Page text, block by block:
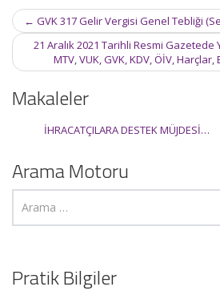
Post
navigation
← GVK 317 Gelir Vergisi Genel Tebliği
21 Aralık 2021 Tarihli Resmi Gazetede
MTV, VUK, GVK, KDV, ÖİV,
Makaleler
İHRACATÇILARA DESTEK MÜJDESİ…
Arama Motoru
Pratik Bilgiler